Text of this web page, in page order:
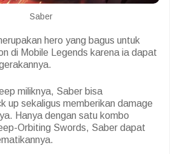
Saber
hero yang bagus untuk
di Mobile Legends karena ia dapat
miliknya, Saber bisa
up sekaligus memberikan damage
Hanya dengan satu kombo
Orbiting Swords, Saber dapat